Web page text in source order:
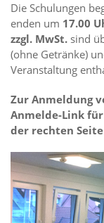
Die Schulungen
enden um 17.00
zzgl. MwSt. sind
(ohne Getränke)
Veranstaltung
Zur Anmeldung
Anmelde-Link
der rechten